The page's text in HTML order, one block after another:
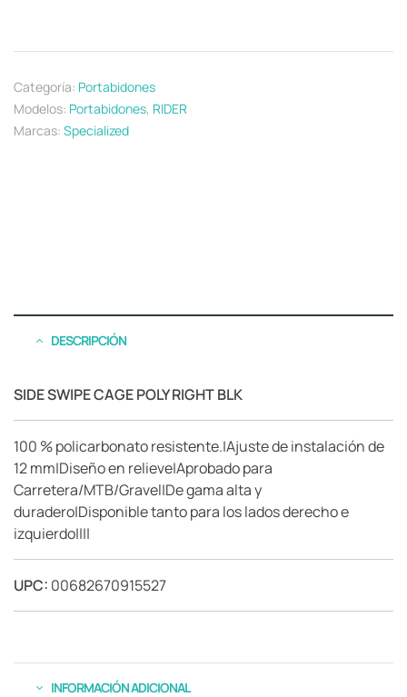
Categoría: Portabidones
Modelos: Portabidones, RIDER
Marcas: Specialized
DESCRIPCIÓN
SIDE SWIPE CAGE POLY RIGHT BLK
100 % policarbonato resistente.|Ajuste de instalación de
12 mm|Diseño en relieve|Aprobado para
Carretera/MTB/Gravel|De gama alta y
duradero|Disponible tanto para los lados derecho e
izquierdo||||
UPC: 00682670915527
INFORMACIÓN ADICIONAL